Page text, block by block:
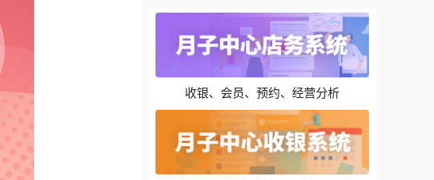
收银、会员、预约、经营分析